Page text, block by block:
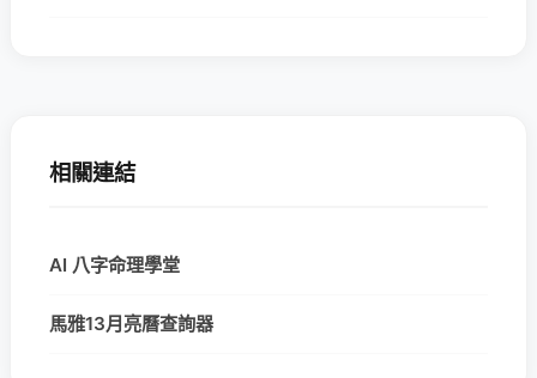
相關連結
AI 八字命理學堂
馬雅13月亮曆查詢器